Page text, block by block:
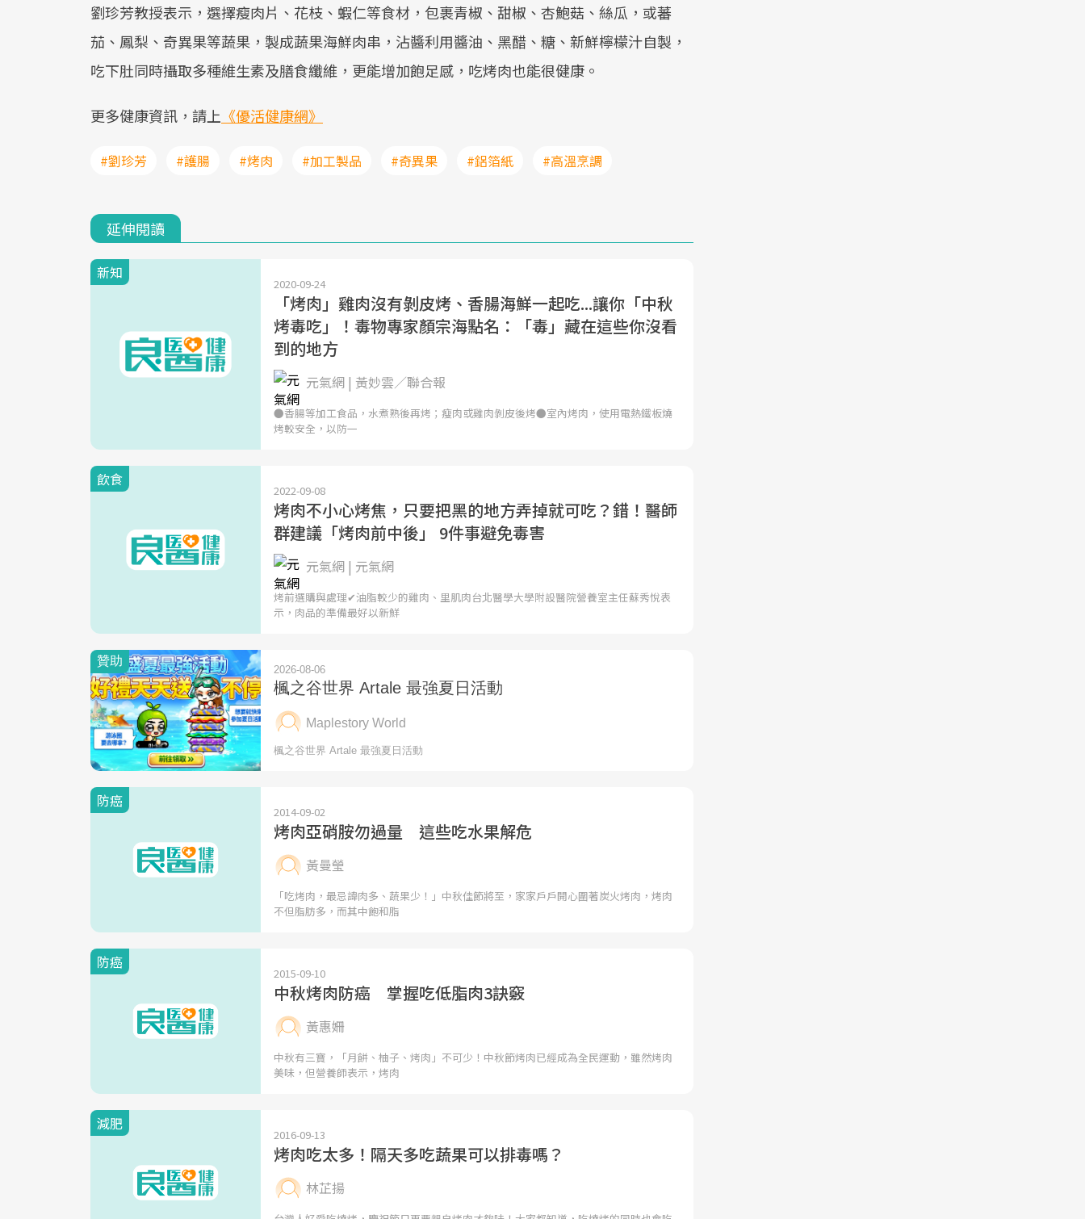
劉珍芳教授表示，選擇瘦肉片、花枝、蝦仁等食材，包裹青椒、甜椒、杏鮑菇、絲瓜，或蕃
茄、鳳梨、奇異果等蔬果，製成蔬果海鮮肉串，沾醬利用醬油、黑醋、糖、新鮮檸檬汁自製，
吃下肚同時攝取多種維生素及膳食纖維，更能增加飽足感，吃烤肉也能很健康。
更多健康資訊，請上 《優活健康網》
#劉珍芳 #護腸 #烤肉 #加工製品 #奇異果 #鋁箔紙 #高溫烹調
延伸閱讀
新知
2020-09-24
「烤肉」雞肉沒有剝皮烤、香腸海鮮一起吃...讓你「中秋
烤毒吃」！毒物專家顏宗海點名：「毒」藏在這些你沒看
到的地方
元氣網 | 黃妙雲／聯合報
●香腸等加工食品，水煮熟後再烤；瘦肉或雞肉剝皮後烤●室內烤肉，使用電熱鐵板燒
烤較安全，以防一
飲食
2022-09-08
烤肉不小心烤焦，只要把黑的地方弄掉就可吃？錯！醫師
群建議「烤肉前中後」 9件事避免毒害
元氣網 | 元氣網
烤前選購與處理✔油脂較少的雞肉、里肌肉台北醫學大學附設醫院營養室主任蘇秀悅表
示，肉品的準備最好以新鮮
防癌
2014-09-02
烤肉亞硝胺勿過量 這些吃水果解危
黃曼瑩
「吃烤肉，最忌諱肉多、蔬果少！」中秋佳節將至，家家戶戶開心圍著炭火烤肉，烤肉
不但脂肪多，而其中飽和脂
防癌
2015-09-10
中秋烤肉防癌 掌握吃低脂肉3訣竅
黃惠姍
中秋有三寶，「月餅、柚子、烤肉」不可少！中秋節烤肉已經成為全民運動，雖然烤肉
美味，但營養師表示，烤肉
減肥
2016-09-13
烤肉吃太多！隔天多吃蔬果可以排毒嗎？
林芷揚